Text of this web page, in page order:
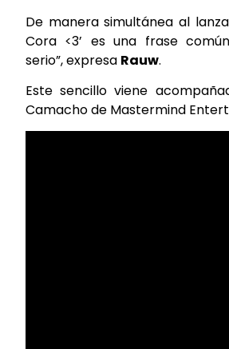
De manera simultánea al
Cora <3’ es una frase
serio”, expresa Rauw.
Este sencillo viene
Camacho de Mastermind